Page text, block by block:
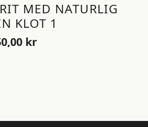
MED NATURLIG
KLOT 1
kr